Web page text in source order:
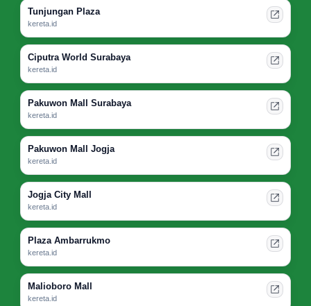
Tunjungan Plaza
kereta.id
Ciputra World Surabaya
kereta.id
Pakuwon Mall Surabaya
kereta.id
Pakuwon Mall Jogja
kereta.id
Jogja City Mall
kereta.id
Plaza Ambarrukmo
kereta.id
Malioboro Mall
kereta.id